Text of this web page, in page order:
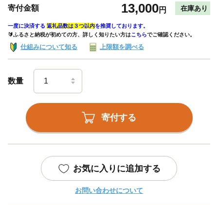
寄付金額 13,000円 在庫あり
一度に決済する 返礼品数は３つ以内を推奨しております。
🔰ふるさと納税が初めての方、詳しく知りたい方はこちらでご確認ください。
仕組みについて知る 上限額を調べる
数量
寄付する
お気に入りに追加する
お問い合わせについて